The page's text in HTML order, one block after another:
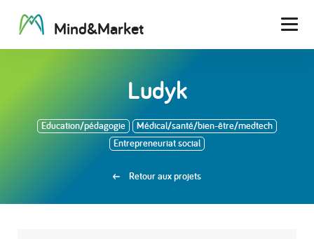
Mind&Market
Ludyk
Education/pédagogie
Médical/santé/bien-être/medtech
Entrepreneuriat social
Retour aux projets